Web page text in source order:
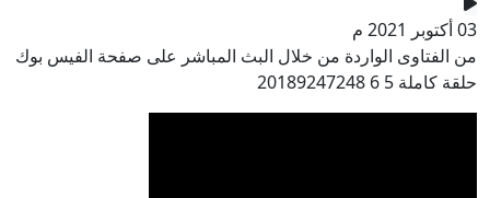
03 أكتوبر 2021 م
من الفتاوى الواردة من خلال البث المباشر على صفحة الفيس بوك
حلقة كاملة 5 6 20189247248